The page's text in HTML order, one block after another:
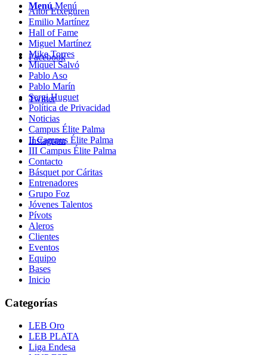
Menú Menú
Facebook
Twitter
Instagram
Aitor Etxeguren
Emilio Martínez
Hall of Fame
Miguel Martínez
Mike Torres
Miquel Salvó
Pablo Aso
Pablo Marín
Sergi Huguet
Política de Privacidad
Noticias
Campus Élite Palma
II Campus Élite Palma
III Campus Élite Palma
Contacto
Básquet por Cáritas
Entrenadores
Grupo Foz
Jóvenes Talentos
Pívots
Aleros
Clientes
Eventos
Equipo
Bases
Inicio
Categorías
LEB Oro
LEB PLATA
Liga Endesa